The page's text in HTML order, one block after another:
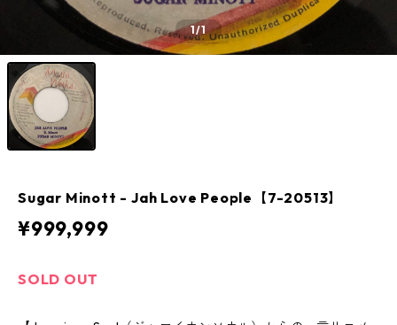
1/1
Sugar Minott ‎- Jah Love People【7-20513】
¥999,999
SOLD OUT